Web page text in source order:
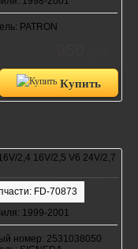
PATRON
Купить
2,4 16V/2,5 V6 24V/2,7
FD-70873
1999-2001
номер: 2531038050